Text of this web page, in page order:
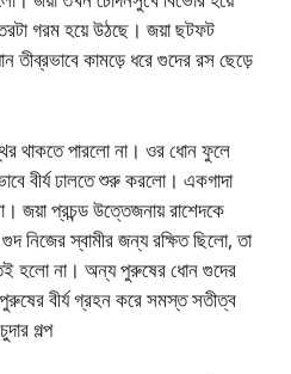
গরম হয়ে উঠছে। জয়া ছটফট
তীব্রভাবে কামড়ে ধরে গুদের রস ছেড়ে
থাকতে পারলো না। ওর ধোন ফুলে
বীর্য ঢালতে শুরু করলো। একগাদা
জয়া প্রচন্ড উত্তেজনায় রাশেদকে
স্বামীর জন্য রক্ষিত ছিলো, তা
হলো না। অন্য পুরুষের ধোন গুদের
বীর্য গ্রহন করে সমস্ত সতীত্ব
গল্প